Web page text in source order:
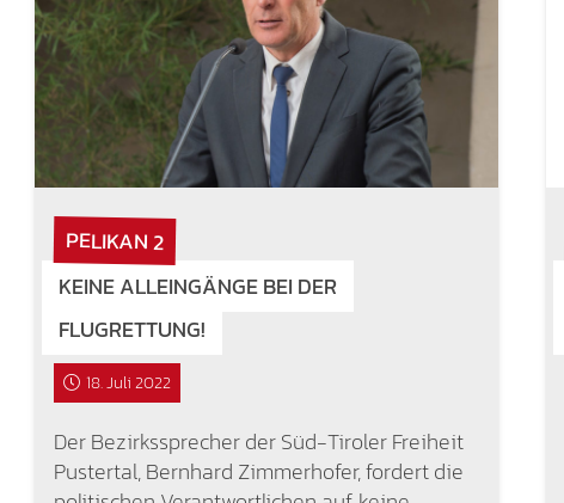
PELIKAN 2
KEINE ALLEINGÄNGE BEI DER
FLUGRETTUNG!
18. Juli 2022
Der Bezirkssprecher der Süd-Tiroler Freiheit
Pustertal, Bernhard Zimmerhofer, fordert die